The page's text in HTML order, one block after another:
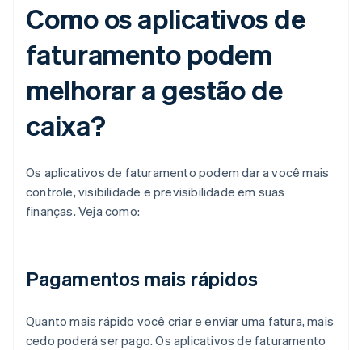
Como os aplicativos de
faturamento podem
melhorar a gestão de
caixa?
Os aplicativos de faturamento podem dar a você mais
controle, visibilidade e previsibilidade em suas
finanças. Veja como:
Pagamentos mais rápidos
Quanto mais rápido você criar e enviar uma fatura, mais
cedo poderá ser pago. Os aplicativos de faturamento